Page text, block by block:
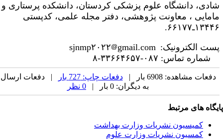
دانشگاه علوم پزشکی کردستان، دانشکده پرستاری و
، معاونت پژوهشی، دفتر مجله علمی، کدپستی
الکترونیک:
sjnmp۲۰۲۲
gmail.com
شماره تماس: ۰۸۷-۳۳۶۶۴۶۵۷-۸
دفعات مشاهده: 6908 بار | دفعات چاپ: 727 بار
| دفعات ارسال
به دیگران: 0 بار |
های مرتبط
کمیسیون نشریات وزارت بهداشت
کمسیون نشریات وزارت علوم